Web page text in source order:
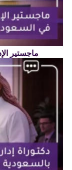
ماجستير